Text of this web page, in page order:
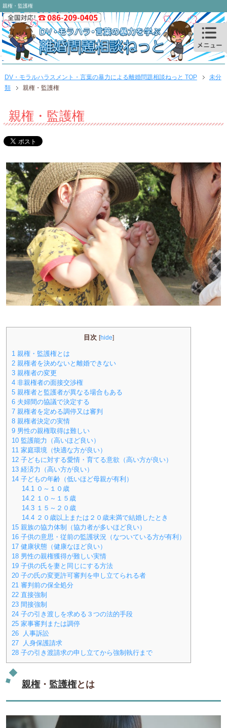
親権・監護権
DV・モラルハラスメント・言葉の暴力による離婚問題相談ねっと TOP
未分
類
親権・監護権
親権・監護権
目次 [hide]
1 親権・監護権とは
2 親権者を決めないと離婚できない
3 親権者の変更
4 非親権者の面接交渉権
5 親権者と監護者が異なる場合もある
6 夫婦間の協議で決定する
7 親権者を定める調停又は審判
8 親権者決定の実情
9 男性の親権取得は難しい
10 監護能力（高いほど良い）
11 家庭環境（快適な方が良い）
12 子どもに対する愛情・育てる意欲（高い方が良い）
13 経済力（高い方が良い）
14 子どもの年齢（低いほど母親が有利）
14.1 ０～１０歳
14.2 １０～１５歳
14.3 １５～２０歳
14.4 ２０歳以上または２０歳未満で結婚したとき
15 親族の協力体制（協力者が多いほど良い）
16 子供の意思・従前の監護状況（なついている方が有利）
17 健康状態（健康なほど良い）
18 男性の親権獲得が難しい実情
19 子供の氏を妻と同じにする方法
20 子の氏の変更許可審判を申し立てられる者
21 審判前の保全処分
22 直接強制
23 間接強制
24 子の引き渡しを求める３つの法的手段
25 家事審判または調停
26 人事訴訟
27 人身保護請求
28 子の引き渡請求の申し立てから強制執行まで
親権・ 監護権とは